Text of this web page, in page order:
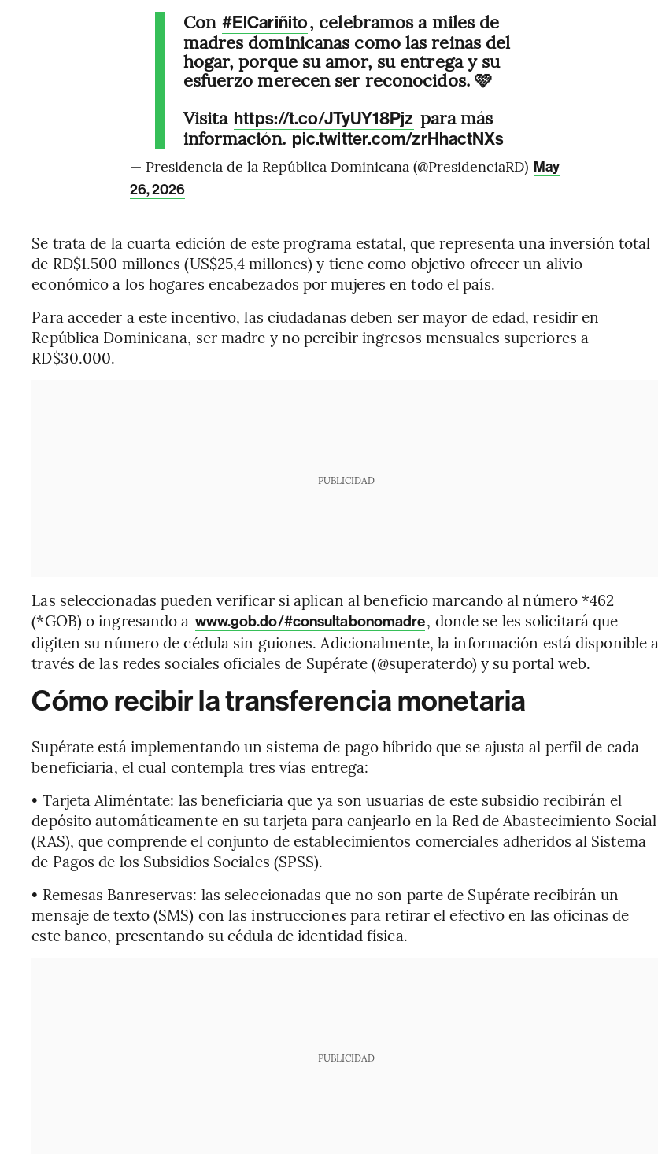
Con #ElCariñito, celebramos a miles de
madres dominicanas como las reinas del
hogar, porque su amor, su entrega y su
esfuerzo merecen ser reconocidos. 🩷
Visita https://t.co/JTyUY18Pjz para más
información.pic.twitter.com/zrHhactNXs
— Presidencia de la República Dominicana (@PresidenciaRD) May
26, 2026
Se trata de la cuarta edición de este programa estatal, que representa una inversión total
de RD$1.500 millones (US$25,4 millones) y tiene como objetivo ofrecer un alivio
económico a los hogares encabezados por mujeres en todo el país.
Para acceder a este incentivo, las ciudadanas deben ser mayor de edad, residir en
República Dominicana, ser madre y no percibir ingresos mensuales superiores a
RD$30.000.
PUBLICIDAD
Las seleccionadas pueden verificar si aplican al beneficio marcando al número *462
(*GOB) o ingresando a www.gob.do/#consultabonomadre, donde se les solicitará que
digiten su número de cédula sin guiones. Adicionalmente, la información está disponible a
través de las redes sociales oficiales de Supérate (@superaterdo) y su portal web.
Cómo recibir la transferencia monetaria
Supérate está implementando un sistema de pago híbrido que se ajusta al perfil de cada
beneficiaria, el cual contempla tres vías entrega:
• Tarjeta Aliméntate: las beneficiaria que ya son usuarias de este subsidio recibirán el
depósito automáticamente en su tarjeta para canjearlo en la Red de Abastecimiento Social
(RAS), que comprende el conjunto de establecimientos comerciales adheridos al Sistema
de Pagos de los Subsidios Sociales (SPSS).
• Remesas Banreservas: las seleccionadas que no son parte de Supérate recibirán un
mensaje de texto (SMS) con las instrucciones para retirar el efectivo en las oficinas de
este banco, presentando su cédula de identidad física.
PUBLICIDAD